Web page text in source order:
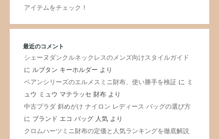
アイテムをチェック！
最近のコメント
シェーヌダンクルネックレスのメンズ向けスタイルガイド
に ルブタン キーホルダー より
ベアンシリーズのエルメスミニ財布、使い勝手を検証に ミ
ュウ ミュウ マテラッセ 財布より
中古プラダ 斜めがけ ナイロン レディース バッグの選び方
に ブランド エコ バッグ 人気より
クロムハーツミニ財布の定価と人気ランキングを徹底解説